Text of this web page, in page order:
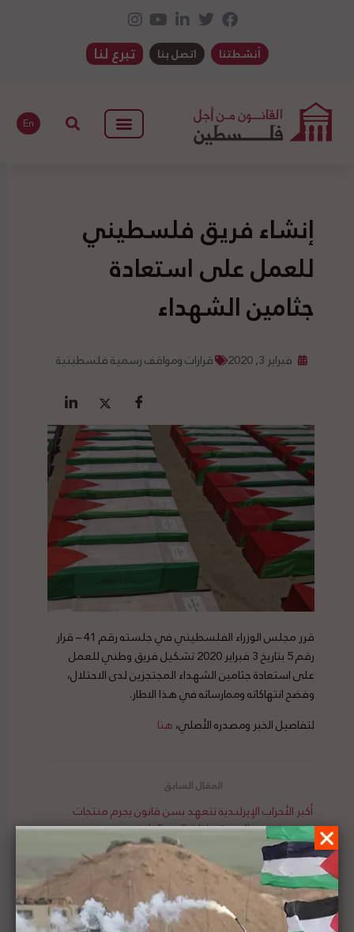
أنشطتنا اتصل بنا تبرع لنا
En
إنشاء فريق فلسطيني
للعمل على استعادة
جثامين الشهداء
فبراير 3, 2020 قرارات ومواقف رسمية فلسطينية
قرر مجلس الوزراء الفلسطيني في جلسته رقم 41 – قرار
رقم 5 بتاريخ 3 فبراير 2020 تشكيل فريق وطني للعمل
على استعادة جثامين الشهداء المجتجزين لدى الاحتلال،
وفضح انتهاكاته وممارساته في هذا الاطار.
لتفاصيل الخبر ومصدره الأصلي،هنا
أكبر الأحزاب الإيرلندية تتعهد بسن قانون يجرم منتجات
المستوطنات الاسرائيلية
مجلس الوزراء الفلسطيني يقرر منع استيراد سلع
ومنتجات إسرائيلية